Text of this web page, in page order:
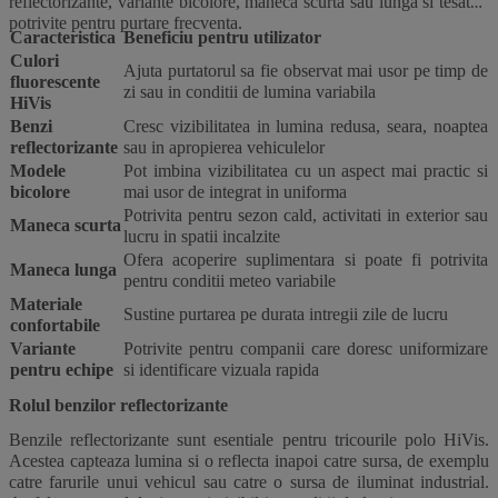
potrivite pentru purtare frecventa.
Caracteristica Beneficiu pentru utilizator
Culori
fluorescente
HiVis
Ajuta purtatorul sa fie observat mai usor pe timp de
zi sau in conditii de lumina variabila
Benzi
reflectorizante
Cresc vizibilitatea in lumina redusa, seara, noaptea
sau in apropierea vehiculelor
Modele
bicolore
Pot imbina vizibilitatea cu un aspect mai practic si
mai usor de integrat in uniforma
Maneca scurta
Potrivita pentru sezon cald, activitati in exterior sau
lucru in spatii incalzite
Maneca lunga
Ofera acoperire suplimentara si poate fi potrivita
pentru conditii meteo variabile
Materiale
confortabile
Sustine purtarea pe durata intregii zile de lucru
Variante
pentru echipe
Potrivite pentru companii care doresc uniformizare
si identificare vizuala rapida
Rolul benzilor reflectorizante
Benzile reflectorizante sunt esentiale pentru tricourile polo HiVis.
Acestea capteaza lumina si o reflecta inapoi catre sursa, de exemplu
catre farurile unui vehicul sau catre o sursa de iluminat industrial.